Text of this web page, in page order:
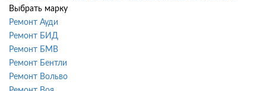
Выбрать марку
Ремонт Ауди
Ремонт БИД
Ремонт БМВ
Ремонт Бентли
Ремонт Вольво